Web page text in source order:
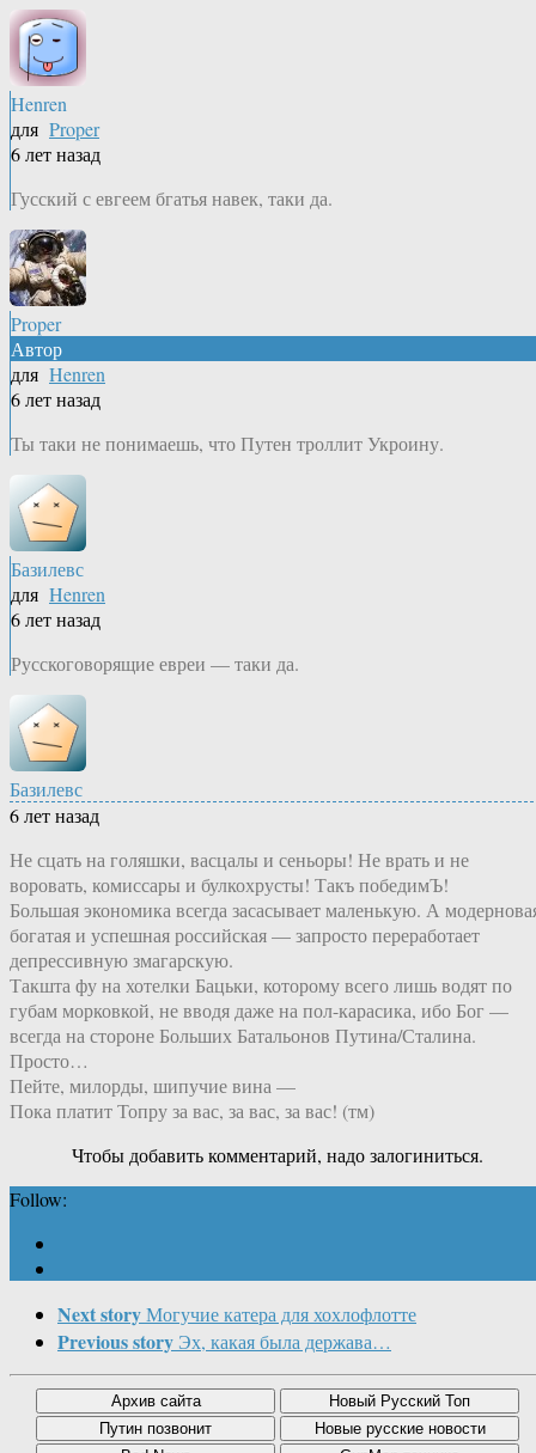
Henren
для Proper
6 лет назад
Гусский с евгеем бгатья навек, таки да.
Proper
Автор
для Henren
6 лет назад
Ты таки не понимаешь, что Путен троллит Укроину.
Базилевс
для Henren
6 лет назад
Русскоговорящие евреи — таки да.
Базилевс
6 лет назад
Не сцать на голяшки, васцалы и сеньоры! Не врать и не
воровать, комиссары и булкохрусты! Такъ победимЪ!
Большая экономика всегда засасывает маленькую. А
богатая и успешная российская — запросто переработает
депрессивную змагарскую.
Такшта фу на хотелки Бацьки, которому всего лишь водят по
губам морковкой, не вводя даже на пол-карасика, ибо Бог —
всегда на стороне Больших Батальонов Путина/Сталина.
Просто…
Пейте, милорды, шипучие вина —
Пока платит Топру за вас, за вас, за вас! (тм)
Чтобы добавить комментарий, надо залогиниться.
Follow:
Next storyМогучие катера для хохлофлотте
Previous story Эх, какая была держава…